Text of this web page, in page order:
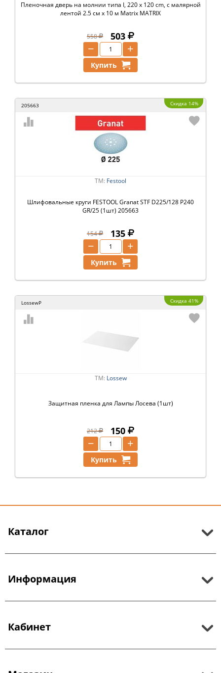
Пленочная дверь на молнии типа I, 220 x 120 cm, с малярной
лентой 2.5 см х 10 м Matrix MATRIX
558 503
+
−
Купить
205663 Скидка 14%
ТМ: Festool
Шлифовальные круги FESTOOL Granat STF D225/128 P240
GR/25 (1шт) 205663
154 135
+
−
Купить
LossewP Скидка 41%
ТМ: Lossew
Защитная пленка для Лампы Лосева (1шт)
212 150
+
−
Купить
Каталог
Информация
Кабинет